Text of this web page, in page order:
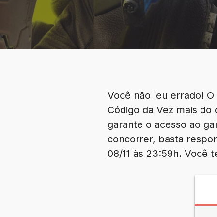
Você não leu errado!
Código da Vez mais
garante o acesso ao
concorrer, basta
08/11 às 23:59h. Você